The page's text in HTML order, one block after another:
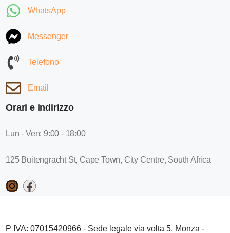
WhatsApp
Messenger
Telefono
Email
Orari e indirizzo
Lun - Ven: 9:00 - 18:00
125 Buitengracht St, Cape Town, City Centre, South Africa
P IVA: 07015420966 - Sede legale via volta 5, Monza -